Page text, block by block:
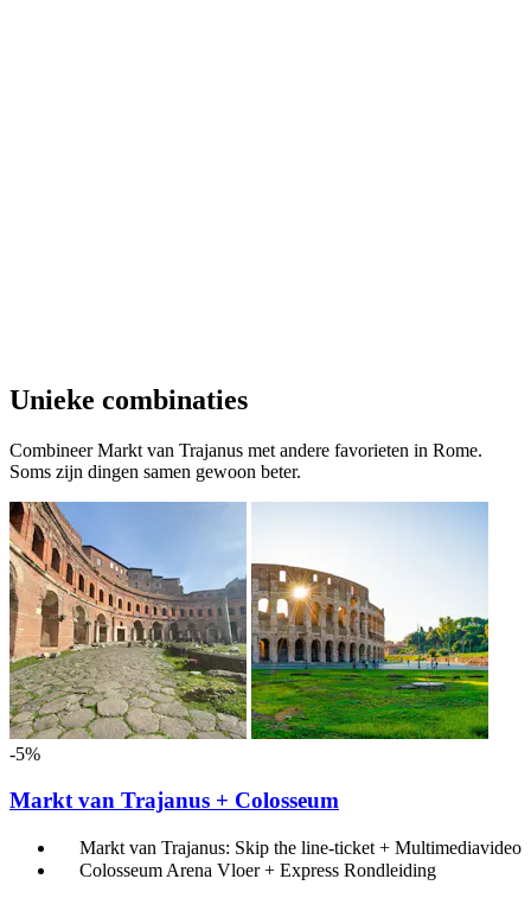
Unieke combinaties
Combineer Markt van Trajanus met andere favorieten in Rome.
Soms zijn dingen samen gewoon beter.
-5%
Markt van Trajanus + Colosseum
Markt van Trajanus: Skip the line-ticket + Multimediavideo
Colosseum Arena Vloer + Express Rondleiding